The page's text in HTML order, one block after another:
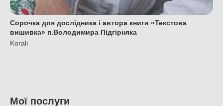
Сорочка для дослідника і автора книги «Текстова
вишивка» п.Володимира Підгірняка
Korali
Мої послуги